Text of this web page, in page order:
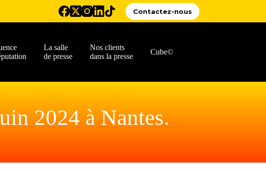
Contactez-nous
La salle
de presse
Nos clients
dans la presse
Cube©
2024 à Nantes.